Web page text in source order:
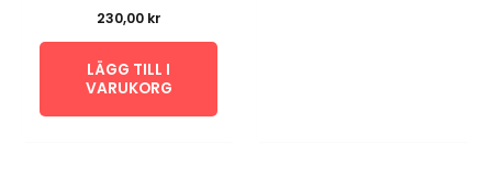
230,00 kr
LÄGG TILL I
VARUKORG